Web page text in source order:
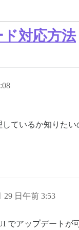
対応方法
ているか知りた
29 日午前 3:53
でアップデートが